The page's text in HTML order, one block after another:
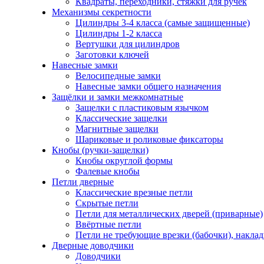
Механизмы секретности
Цилиндры 3-4 класса (самые защищенные)
Цилиндры 1-2 класса
Вертушки для цилиндров
Заготовки ключей
Навесные замки
Велосипедные замки
Навесные замки общего назначения
Защёлки и замки межкомнатные
Защелки с пластиковым язычком
Классические защелки
Магнитные защелки
Шариковые и роликовые фиксаторы
Кнобы (ручки-защелки)
Кнобы округлой формы
Фалевые кнобы
Петли дверные
Классические врезные петли
Скрытые петли
Петли для металлических дверей (приварные)
Ввёртные петли
Петли не требующие врезки (бабочки),
Дверные доводчики
Доводчики